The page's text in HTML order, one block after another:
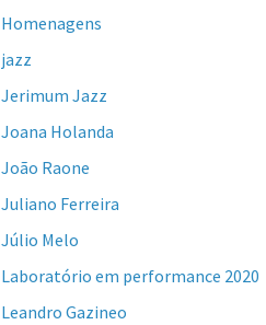
Homenagens
jazz
Jerimum Jazz
Joana Holanda
João Raone
Juliano Ferreira
Júlio Melo
Laboratório em performance 2020
Leandro Gazineo